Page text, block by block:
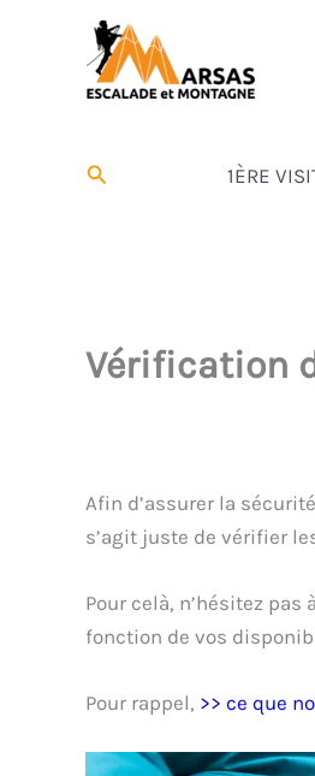
Rechercher 1ÈRE
Vérification
Afin d’assurer la
s’agit juste de vérifier
Pour celà, n’hésitez
fonction de vos
Pour rappel, >> ce que